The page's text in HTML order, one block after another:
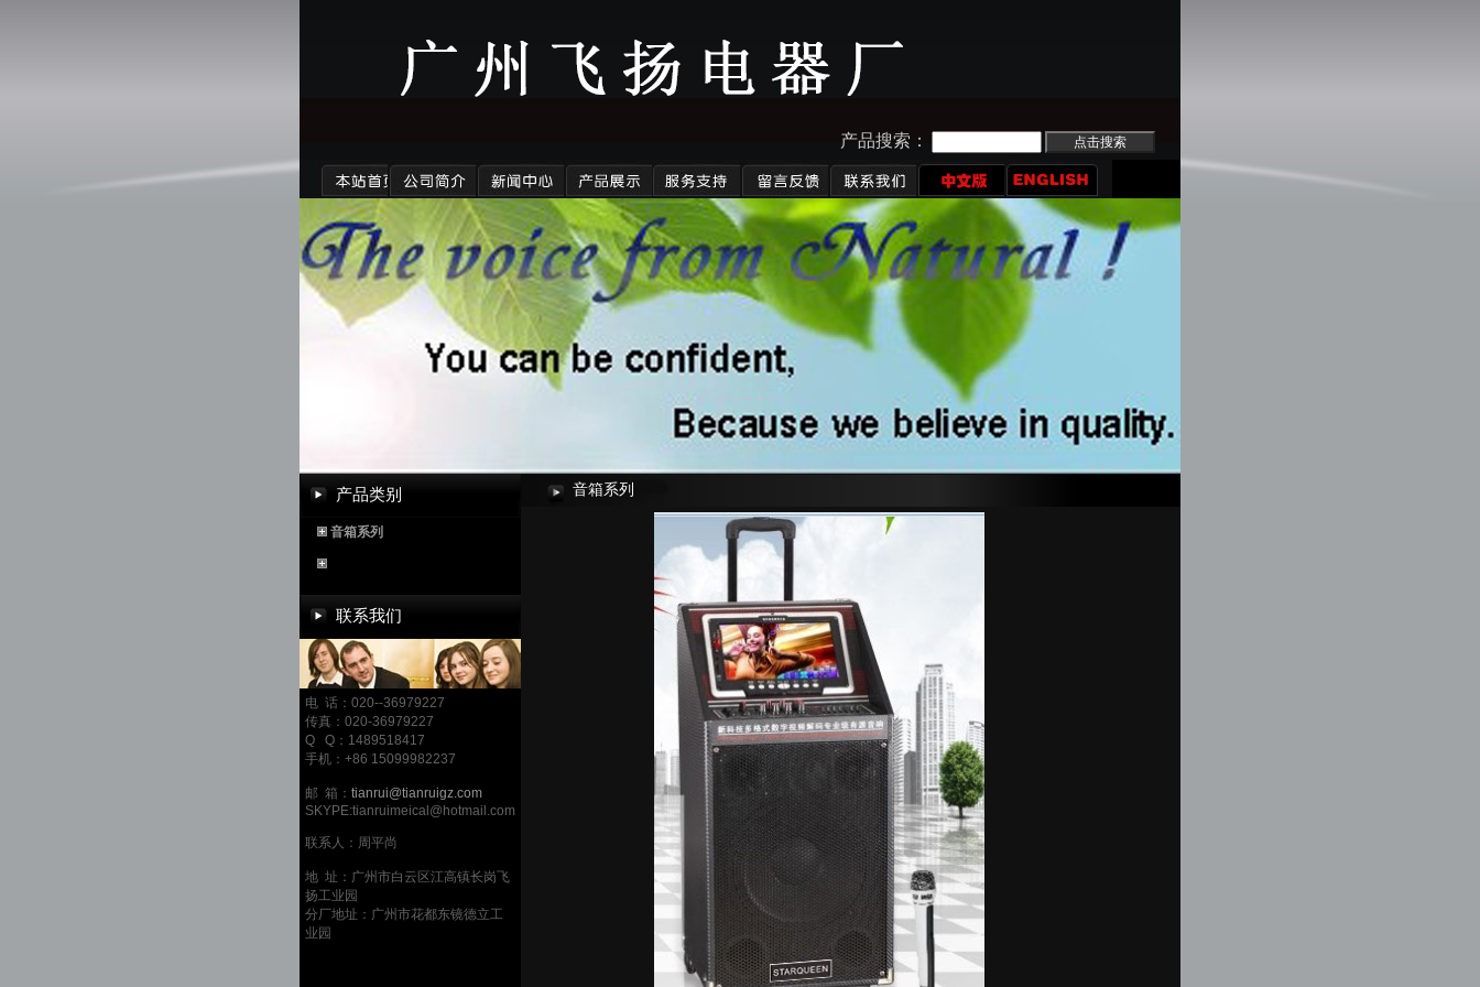
产品搜索：
产品类别
音箱系列
联系我们
电 话：020--36979227
传真：020-36979227
Q Q：1489518417
手机：+86 15099982237
邮 箱： tianrui@tianruigz.com
SKYPE:tianruimeical@hotmail.com
联系人：周平尚
地 址：广州市白云区江高镇长岗飞
扬工业园
分厂地址：广州市花都东镜德立工
业园
音箱系列